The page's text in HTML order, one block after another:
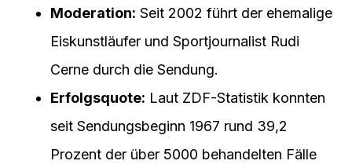
Moderation: Seit 2002 führt der ehemalige
Eiskunstläufer und Sportjournalist Rudi
Cerne durch die Sendung.
Erfolgsquote: Laut ZDF-Statistik konnten
seit Sendungsbeginn 1967 rund 39,2
Prozent der über 5000 behandelten Fälle